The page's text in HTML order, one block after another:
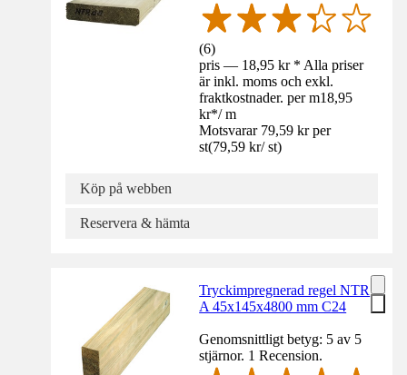
(6)
pris — 18,95 kr * Alla priser
är inkl. moms och exkl.
fraktkostnader. per m18,95
kr*/ m
Motsvarar 79,59 kr per
st(79,59 kr/ st)
Köp på webben
Reservera & hämta
Tryckimpregnerad regel NTR
A 45x145x4800 mm C24
Genomsnittligt betyg: 5 av 5
stjärnor. 1 Recension.